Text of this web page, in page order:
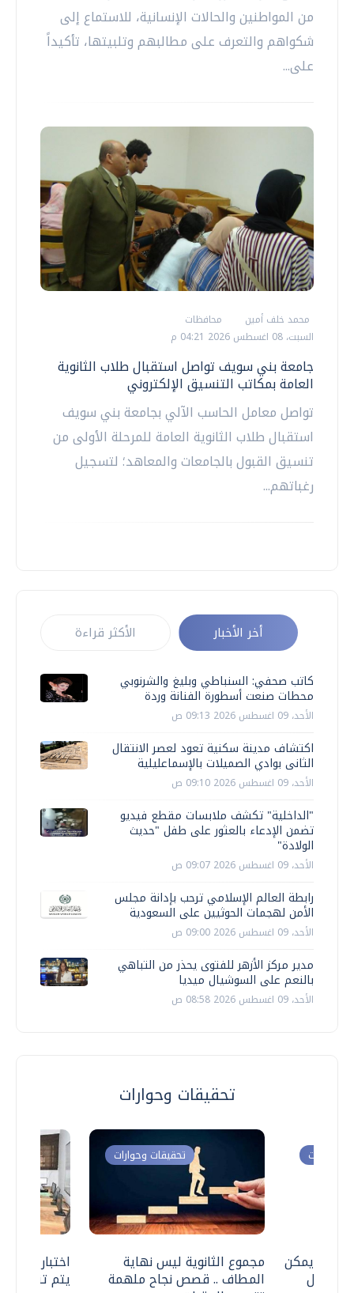
من المواطنين والحالات الإنسانية، للاستماع إلى
شكواهم والتعرف على مطالبهم وتلبيتها، تأكيداً
على...
محمد خلف أمين
محافظات
السبت، 08 اغسطس 2026 04:21 م
جامعة بني سويف تواصل استقبال طلاب الثانوية
العامة بمكاتب التنسيق الإلكتروني
تواصل معامل الحاسب الآلي بجامعة بني سويف
استقبال طلاب الثانوية العامة للمرحلة الأولى من
تنسيق القبول بالجامعات والمعاهد؛ لتسجيل
رغباتهم...
أخر الأخبار الأكثر قراءة
كاتب صحفي: السنباطي وبليغ والشرنوبي
محطات صنعت أسطورة الفنانة وردة
الأحد، 09 اغسطس 2026 09:13 ص
اكتشاف مدينة سكنية تعود لعصر الانتقال
الثانى بوادي الصميلات بالإسماعليلية
الأحد، 09 اغسطس 2026 09:10 ص
"الداخلية" تكشف ملابسات مقطع فيديو
تضمن الإدعاء بالعثور على طفل "حديث
الولادة"
الأحد، 09 اغسطس 2026 09:07 ص
رابطة العالم الإسلامي ترحب بإدانة مجلس
الأمن لهجمات الحوثيين على السعودية
الأحد، 09 اغسطس 2026 09:00 ص
مدير مركز الأزهر للفتوى يحذر من التباهي
بالنعم على السوشيال ميديا
الأحد، 09 اغسطس 2026 08:58 ص
تحقيقات وحوارات
اختبارات
يتم
تحقيقات وحوارات
مجموع الثانوية ليس نهاية
المطاف .. قصص نجاح ملهمة
وحوارات
.. هل يمكن
نتعامل